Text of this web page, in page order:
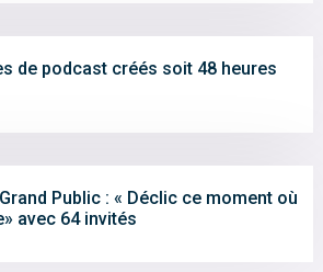
de podcast créés soit 48 heures
Public : « Déclic ce moment où
avec 64 invités